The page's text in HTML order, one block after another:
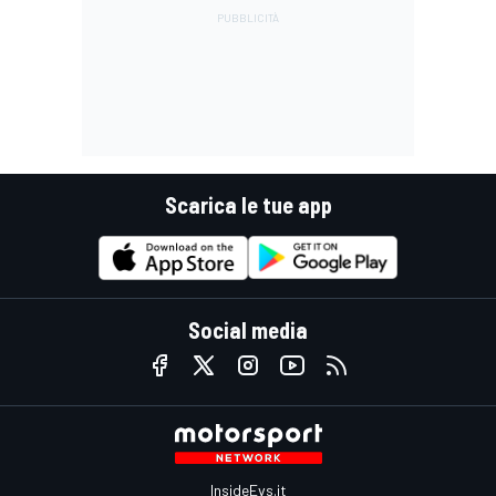
Scarica le tue app
Social media
InsideEvs.it